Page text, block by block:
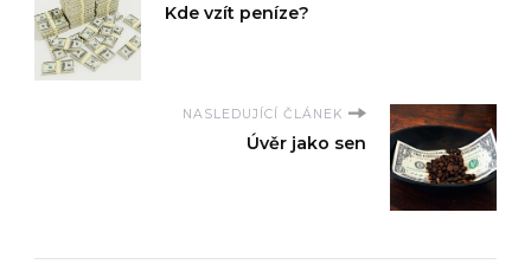
Kde vzít peníze?
NASLEDUJÍCÍ ČLÁNEK
Úvěr jako sen